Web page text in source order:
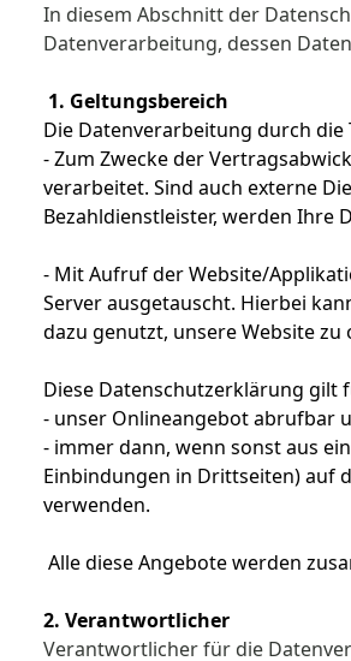
In diesem Abschnitt der
Datenverarbeitung, dessen
1. Geltungsbereich
Die Datenverarbeitung durch
- Zum Zwecke der
verarbeitet. Sind auch externe
Bezahldienstleister, werden Ihre
- Mit Aufruf der Website/
Server ausgetauscht. Hierbei
dazu genutzt, unsere Website
Diese Datenschutzerklärung gilt
- unser Onlineangebot abrufbar
- immer dann, wenn sonst aus
Einbindungen in Drittseiten) auf
verwenden.
Alle diese Angebote werden
2. Verantwortlicher
Verantwortlicher für die